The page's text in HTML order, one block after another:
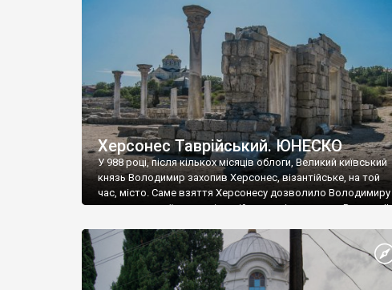
візантійської доби. Раритети викрадені з фондів об’єкту
культурної спадщини ЮНЕСКО «Херсонеса Таврійського».
Офіційно – на виставку «Золото Візантії», але експерти та
влада в Україні вважають це лише […]
Херсонес Таврійський. ЮНЕСКО
У 988 році, після кількох місяців облоги, Великий київський
князь Володимир захопив Херсонес, візантійське, на той
час, місто. Саме взяття Херсонесу дозволило Володимиру
диктувати свої умови візантійському імператору Василю ІІ,
Херсонесі Володимир-язичник, став Василем-
християнином. А потім було Хрещення Русі. На честь
Херсонесу Таврійського названо місто […]